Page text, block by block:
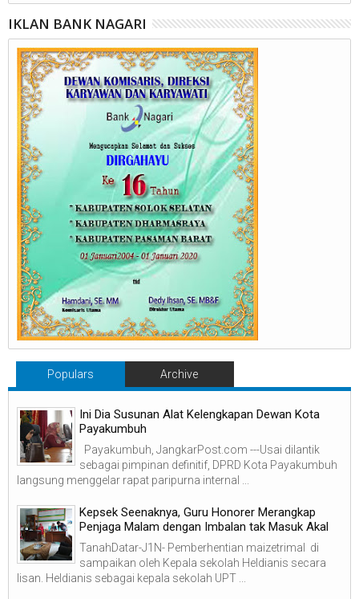
IKLAN BANK NAGARI
Populars Archive
Ini Dia Susunan Alat Kelengkapan Dewan Kota
Payakumbuh
Payakumbuh, JangkarPost.com ---Usai dilantik
sebagai pimpinan definitif, DPRD Kota Payakumbuh
langsung menggelar rapat paripurna internal ...
Kepsek Seenaknya, Guru Honorer Merangkap
Penjaga Malam dengan Imbalan tak Masuk Akal
TanahDatar-J1N- Pemberhentian maizetrimal di
sampaikan oleh Kepala sekolah Heldianis secara
lisan. Heldianis sebagai kepala sekolah UPT ...